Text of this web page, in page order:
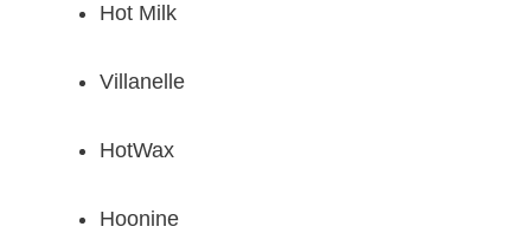
Hot Milk
Villanelle
HotWax
Hoonine